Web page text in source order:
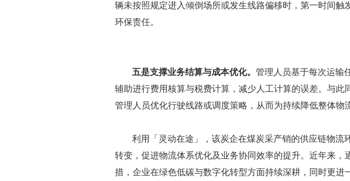
辆未按照规定进入倾倒场所或发生线路偏移时，第一时间
环保责任。
五是支撑业务结算与成本优化。 管理人员基于每次运输
辅助进行费用核算与税费计算，减少人工计算的误差。与
管理人员优化行驶线路或调度策略，从而为持续降低整体物
利用「灵动在途」，该炭企在煤炭采产销的供应链物流环
转变，促进物流体系优化及业务协同效率的提升。近年来
措，企业在绿色低碳与数字化转型方面持续深耕，同时更